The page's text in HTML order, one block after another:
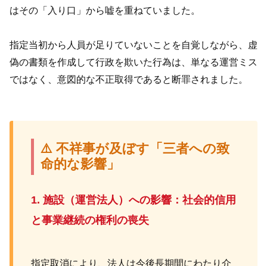
はその「入り口」から嘘を重ねていました。
指定当初から人員が足りていないことを自覚しながら、虚
偽の書類を作成して行政を欺いた行為は、単なる運営ミス
ではなく、意図的な不正取得であると断罪されました。
⚠️ 不祥事が及ぼす「三者への致
命的な影響」
1. 施設（運営法人）への影響：社会的信用
と事業継続の権利の喪失
指定取消により、法人は今後長期間にわたり介